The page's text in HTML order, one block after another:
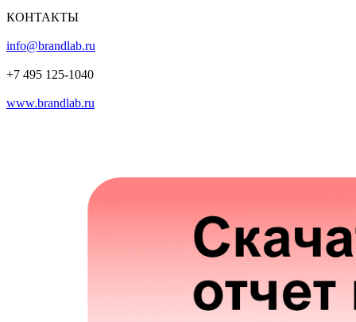
КОНТАКТЫ
info@brandlab.ru
+7 495 125-1040
www.brandlab.ru